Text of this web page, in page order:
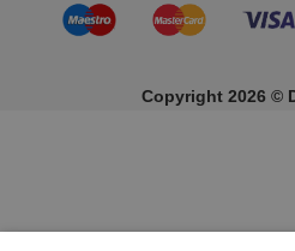
Copyright 2026 ©